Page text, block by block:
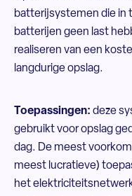
batterijsystemen die in
batterijen geen last
realiseren van een
langdurige opslag.
Toepassingen: deze
gebruikt voor opslag
dag. De meest
meest lucratieve)
het